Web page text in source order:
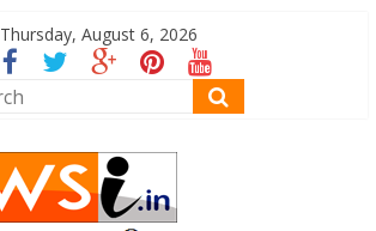
Thursday, August 6, 2026